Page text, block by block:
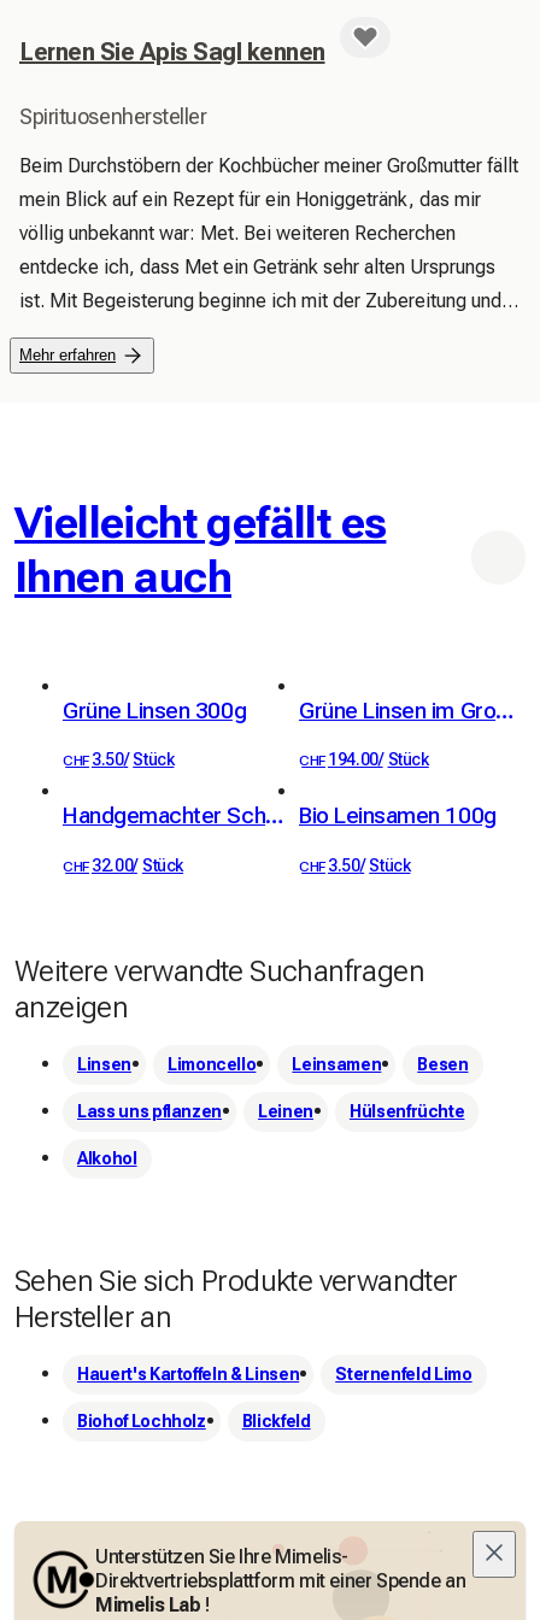
Lernen Sie Apis Sagl kennen
Spirituosenhersteller
Beim Durchstöbern der Kochbücher meiner Großmutter fällt
mein Blick auf ein Rezept für ein Honiggetränk, das mir
völlig unbekannt war: Met. Bei weiteren Recherchen
entdecke ich, dass Met ein Getränk sehr alten Ursprungs
ist. Mit Begeisterung beginne ich mit der Zubereitung und
nehme einige kleine Änderungen am Originalrezept vor, um
lokale Rohstoffe zu verwenden. So bekomme ich meinen
die Kreation köstlicher Rezepte oder für die Zubereitung
leckerer Cocktails. Die Basis dieses hervorragenden Likörs
bilden 0 km Rohstoffe wie Wasser, amerikanischer
Mehr erfahren
Vielleicht gefällt es
Ihnen auch
Grüne Linsen 300g
CHF 3.50/ Stück
Grüne Linsen im Grossgebinde 25kg
CHF 194.00/ Stück
Handgemachter Schweizer Limoncello 50cl
CHF 32.00/ Stück
Bio Leinsamen 100g
CHF 3.50/ Stück
Weitere verwandte Suchanfragen
anzeigen
Linsen Limoncello Leinsamen Besen
Lass uns pflanzen Leinen Hülsenfrüchte
Alkohol
Sehen Sie sich Produkte verwandter
Hersteller an
Hauert's Kartoffeln & Linsen Sternenfeld Limo
Biohof Lochholz Blickfeld
Unterstützen Sie Ihre Mimelis-
Direktvertriebsplattform mit einer Spende an
Mimelis Lab !